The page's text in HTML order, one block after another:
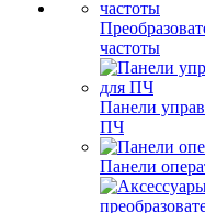
частоты
Панели
ПЧ
Панели